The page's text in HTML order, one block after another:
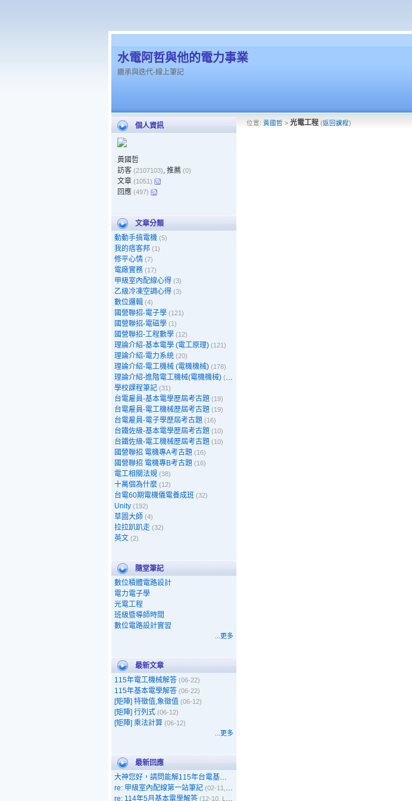
水電阿哲與他的電力事業
繼承與迭代-線上筆記
個人資訊
黃國哲
訪客 (2107103), 推薦 (0)
文章 (1051)
回應 (497)
文章分類
動動手搞電機 (5)
我的痞客邦 (1)
修平心情 (7)
電廠實務 (17)
甲級室內配線心得 (3)
乙級冷凍空調心得 (3)
數位邏輯 (4)
國營聯招-電子學 (121)
國營聯招-電磁學 (1)
國營聯招-工程數學 (12)
理論介紹-基本電學 (電工原理) (121)
理論介紹-電力系統 (20)
理論介紹-電工機械 (電機機械) (178)
理論介紹-進階電工機械(電機機械) (39)
學校課程筆記 (31)
台電雇員-基本電學歷屆考古題 (19)
台電雇員-電工機械歷屆考古題 (19)
台電雇員-電子學歷屆考古題 (16)
台鐵佐級-基本電學歷屆考古題 (10)
台鐵佐級-電工機械歷屆考古題 (10)
國營聯招 電機專A考古題 (16)
國營聯招 電機專B考古題 (16)
電工相關法規 (38)
十萬個為什麼 (12)
台電60期電機儀電養成班 (32)
Unity (192)
草圖大師 (4)
拉拉趴趴走 (32)
英文 (2)
隨堂筆記
數位積體電路設計
電力電子學
光電工程
班級暨導師時間
數位電路設計實習
...更多
最新文章
115年電工機械解答 (06-22)
115年基本電學解答 (06-22)
[矩陣] 特徵值,象徵值 (06-12)
[矩陣] 行列式 (06-12)
[矩陣] 乘法計算 (06-12)
...更多
最新回應
大神您好，請問能解115年台電基本電學嗎
re: 甲級室內配線第一站筆記 (02-11, 呵呵)
re: 114年5月基本電學解答 (12-10, Leo)
位置: 黃國哲 > 光電工程 (返回課程)